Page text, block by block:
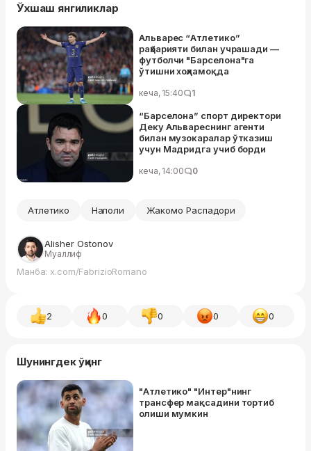
Ўхшаш янгиликлар
Альварес “Атлетико”
раҳбарияти билан учрашади —
футболчи "Барселона"га
ўтишни хоҳламоқда
кеча, 15:40 1
“Барселона” спорт директори
Деку Альвареснинг агенти
билан музокаралар ўтказиш
учун Мадридга учиб борди
кеча, 14:00 0
Атлетико Наполи Жакомо Распадори
Alisher Ostonov
Муаллиф
Манба: x.com/FabrizioRomano
2 0 0 0 0
Шунингдек ўқинг
"Атлетико" "Интер"нинг
трансфер мақсадини тортиб
олиши мумкин